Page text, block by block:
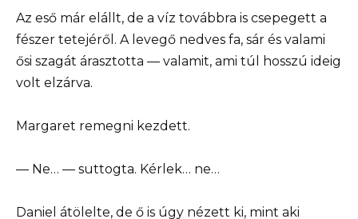
Az eső már elállt, de a víz továbbra is csepegett a
fészer tetejéről. A levegő nedves fa, sár és valami
ősi szagát árasztotta — valamit, ami túl hosszú ideig
volt elzárva.
Margaret remegni kezdett.
— Ne… — suttogta. Kérlek… ne…
Daniel átölelte, de ő is úgy nézett ki, mint aki